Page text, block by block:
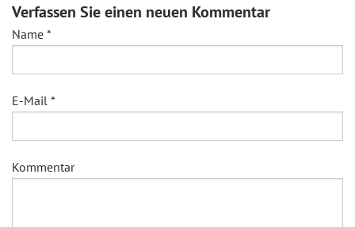
Verfassen Sie einen neuen Kommentar
Name *
E-Mail *
Kommentar